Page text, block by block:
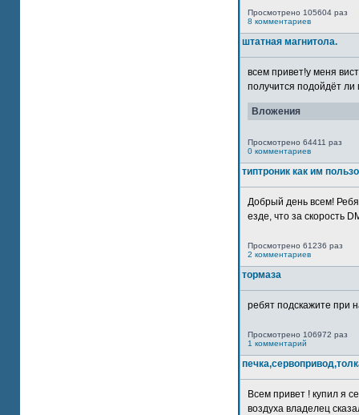
Просмотрено 105604 раз
8 комментариев
штатная магнитола.
всем привет!у меня
получится подойдёт ли
Вложения
Просмотрено 64411 раз
0 комментариев
типтроник как им
Добрый день всем!
езде, что за скорость
Просмотрено 61236 раз
2 комментариев
тормаза
ребят подскажите при
Просмотрено 106972 раз
1 комментарий
Всем привет ! купил я
воздуха владелец